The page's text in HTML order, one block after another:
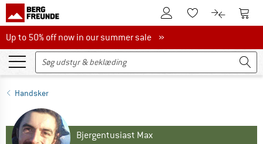
Til kundekontoenTil huskesedlen.
Til Til
Up to 50% off now in our summer sale
Up to 50% off now in our summer sale »
Handsker
Bjergentusiast Max